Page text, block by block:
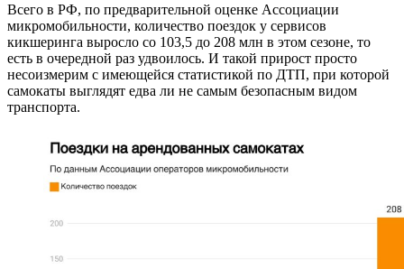
Всего в РФ, по предварительной оценке Ассоциации
микромобильности, количество поездок у сервисов
кикшеринга выросло со 103,5 до 208 млн в этом сезоне, то
есть в очередной раз удвоилось. И такой прирост просто
несоизмерим с имеющейся статистикой по ДТП, при которой
самокаты выглядят едва ли не самым безопасным видом
транспорта.